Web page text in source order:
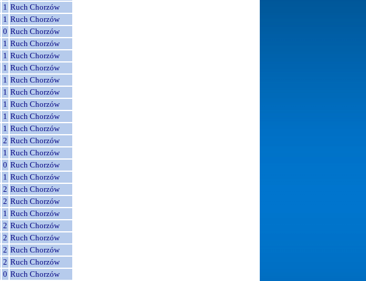
1 Ruch Chorzów
1 Ruch Chorzów
0 Ruch Chorzów
1 Ruch Chorzów
1 Ruch Chorzów
1 Ruch Chorzów
1 Ruch Chorzów
1 Ruch Chorzów
1 Ruch Chorzów
1 Ruch Chorzów
1 Ruch Chorzów
2 Ruch Chorzów
1 Ruch Chorzów
0 Ruch Chorzów
1 Ruch Chorzów
2 Ruch Chorzów
2 Ruch Chorzów
1 Ruch Chorzów
2 Ruch Chorzów
2 Ruch Chorzów
2 Ruch Chorzów
2 Ruch Chorzów
0 Ruch Chorzów